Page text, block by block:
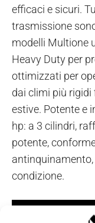
efficaci e sicuri.
trasmissione
modelli Multione
Heavy Duty per
ottimizzati per
dai climi più
estive. Potente e
hp: a 3 cilindri,
potente,
condizione.